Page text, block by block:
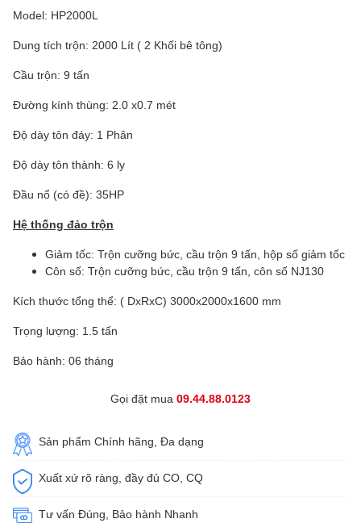
Model: HP2000L
Dung tích trộn: 2000 Lít ( 2 Khối bê tông)
Cầu trộn: 9 tấn
Đường kính thùng: 2.0 x0.7 mét
Độ dày tôn đáy: 1 Phân
Độ dày tôn thành: 6 ly
Đầu nổ (có đề): 35HP
Hệ thống đảo trộn
Giảm tốc: Trộn cưỡng bức, cầu trộn 9 tấn, hộp số giảm tốc
Côn số: Trộn cưỡng bức, cầu trộn 9 tấn, côn số NJ130
Kích thước tổng thể: ( DxRxC) 3000x2000x1600 mm
Trọng lượng: 1.5 tấn
Bảo hành: 06 tháng
Gọi đặt mua 09.44.88.0123
Sản phẩm Chính hãng, Đa dạng
Xuất xứ rõ ràng, đầy đủ CO, CQ
Tư vấn Đúng, Bảo hành Nhanh